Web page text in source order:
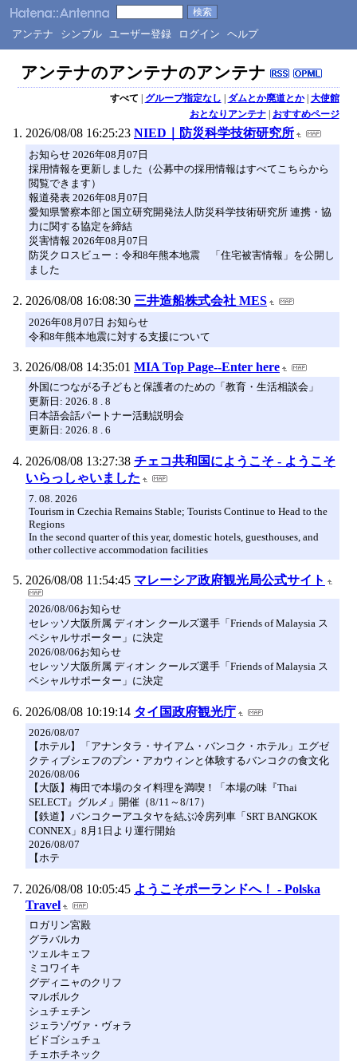
アンテナ シンプル ユーザー登録 ログイン ヘルプ
アンテナのアンテナのアンテナ
すべて | グループ指定なし | ダムとか廃道とか| 大使館
おとなりアンテナ| おすすめページ
2026/08/08 16:25:23 NIED｜防災科学技術研究所
お知らせ 2026年08月07日
採用情報を更新しました（公募中の採用情報はすべてこちらから
閲覧できます）
報道発表 2026年08月07日
愛知県警察本部と国立研究開発法人防災科学技術研究所 連携・協
力に関する協定を締結
災害情報 2026年08月07日
防災クロスビュー：令和8年熊本地震 「住宅被害情報」を公開し
ました
2026/08/08 16:08:30 三井造船株式会社 MES
2026年08月07日 お知らせ
令和8年熊本地震に対する支援について
2026/08/08 14:35:01 MIA Top Page--Enter here
外国につながる子どもと保護者のための「教育・生活相談会」
更新日: 2026. 8 . 8
日本語会話パートナー活動説明会
更新日: 2026. 8 . 6
2026/08/08 13:27:38 チェコ共和国にようこそ - ようこそ
いらっしゃいました
7. 08. 2026
Tourism in Czechia Remains Stable; Tourists Continue to Head to the
Regions
In the second quarter of this year, domestic hotels, guesthouses, and
other collective accommodation facilities
2026/08/08 11:54:45 マレーシア政府観光局公式サイト
2026/08/06お知らせ
セレッソ大阪所属 ディオン クールズ選手「Friends of Malaysia ス
ペシャルサポーター」に決定
2026/08/06お知らせ
セレッソ大阪所属 ディオン クールズ選手「Friends of Malaysia ス
ペシャルサポーター」に決定
2026/08/08 10:19:14 タイ国政府観光庁
2026/08/07
【ホテル】「アナンタラ・サイアム・バンコク・ホテル」エグゼ
クティブシェフのプン・アカウィンと体験するバンコクの食文化
2026/08/06
【大阪】梅田で本場のタイ料理を満喫！「本場の味『Thai
SELECT』グルメ」開催（8/11～8/17）
【鉄道】バンコクーアユタヤを結ぶ冷房列車「SRT BANGKOK
CONNEX」8月1日より運行開始
2026/08/07
【ホテ
2026/08/08 10:05:45 ようこそポーランドへ！ - Polska
Travel
ロガリン宮殿
グラバルカ
ツェルキェフ
ミコワイキ
グディニャのクリフ
マルボルク
シュチェチン
ジェラゾヴァ・ヴォラ
ビドゴシュチュ
チェホチネック